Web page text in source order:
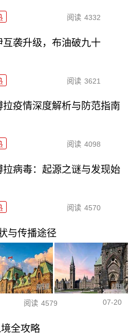
阅读 4332
互袭升级，布油破九十
阅读 3621
拉疫情深度解析与防范指南
阅读 4098
拉病毒：起源之谜与发现始
阅读 4570
与传播途径
阅读 4579 07-20
全攻略